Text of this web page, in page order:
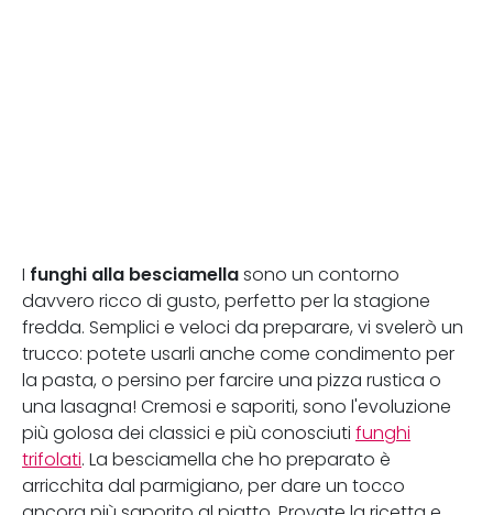
I funghi alla besciamella sono un contorno
davvero ricco di gusto, perfetto per la stagione
fredda. Semplici e veloci da preparare, vi svelerò un
trucco: potete usarli anche come condimento per
la pasta, o persino per farcire una pizza rustica o
una lasagna! Cremosi e saporiti, sono l'evoluzione
più golosa dei classici e più conosciuti funghi
trifolati. La besciamella che ho preparato è
arricchita dal parmigiano, per dare un tocco